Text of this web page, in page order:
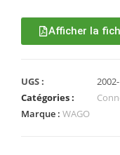
Afficher la
UGS :
Catégories :
Marque : WAGO